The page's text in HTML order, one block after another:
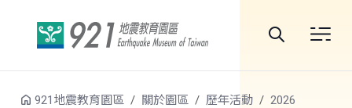
站
921地震教育園區 關於園區 歷年活動
2026